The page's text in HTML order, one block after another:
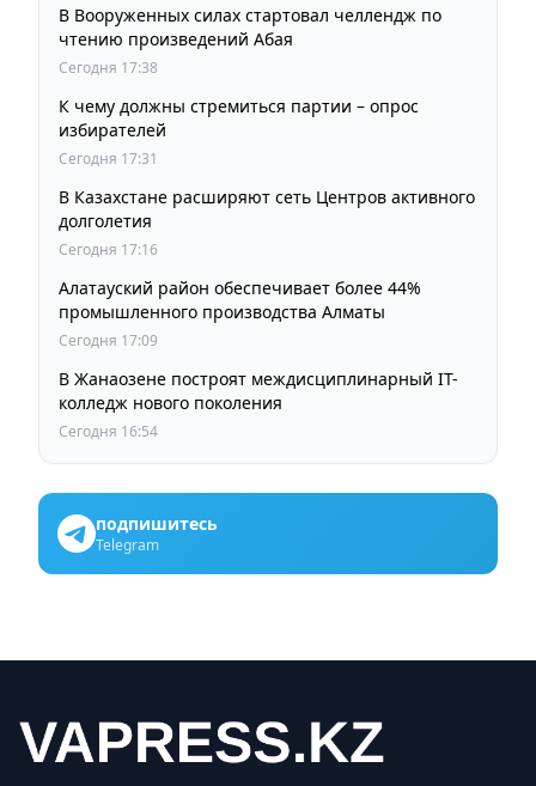
В Вооруженных силах стартовал челлендж по
чтению произведений Абая
Сегодня 17:38
К чему должны стремиться партии – опрос
избирателей
Сегодня 17:31
В Казахстане расширяют сеть Центров активного
долголетия
Сегодня 17:16
Алатауский район обеспечивает более 44%
промышленного производства Алматы
Сегодня 17:09
В Жанаозене построят междисциплинарный IT-
колледж нового поколения
Сегодня 16:54
подпишитесь
Telegram